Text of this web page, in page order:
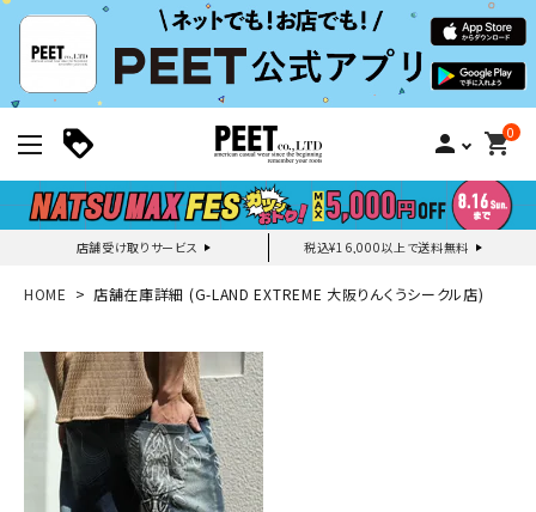
person 0
shopping_cart
店舗受け取りサービス 税込¥16,000以上で送料無料
新規会員登録｜ログイン
ご利用ガイド
HOME 店舗在庫詳細 (G-LAND EXTREME 大阪りんくうシークル店)